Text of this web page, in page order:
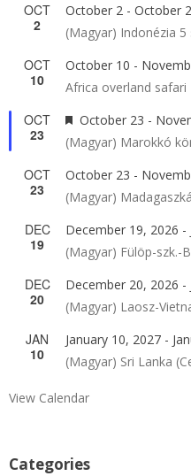
OCT
2
October 2 - October
(Magyar) Indonézia 5
OCT
10
October 10 -
Africa overland safari
OCT
23
Featured
October 23 -
(Magyar) Marokkó
OCT
23
October 23 -
(Magyar)
DEC
19
December 19, 2026 -
(Magyar) Fülöp-szk.-
DEC
20
December 20, 2026 -
(Magyar) Laosz-
JAN
10
January 10, 2027 -
(Magyar) Sri Lanka
View Calendar
Categories